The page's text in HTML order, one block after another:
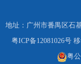
地址：广州市番禺区石
粤ICP备12081026号
粤